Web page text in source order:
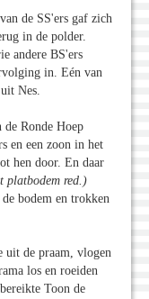
de SS'ers gaf zich
in de polder.
andere BS'ers
in. Eén van
Nes.
de Ronde Hoep
en een zoon in het
hen door. En daar
platbodem red.)
bodem en trokken
uit de praam, vlogen
los en roeiden
Toon de